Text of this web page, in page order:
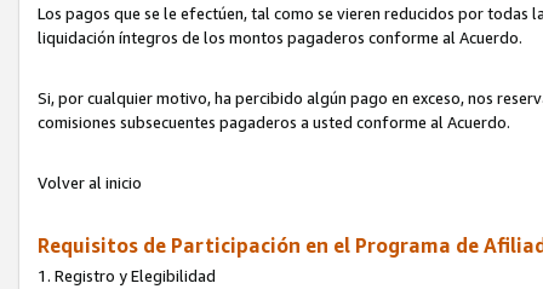
Los pagos que se le efectúen, tal como se vieren reducidos por todas
liquidación íntegros de los montos pagaderos conforme al Acuerdo.
Si, por cualquier motivo, ha percibido algún pago en exceso, nos
comisiones subsecuentes pagaderos a usted conforme al Acuerdo.
Volver al inicio
Requisitos de Participación en el Programa de
1. Registro y Elegibilidad